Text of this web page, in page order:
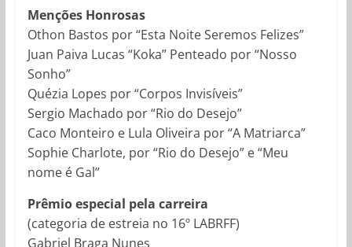
Menções Honrosas
Othon Bastos por “Esta Noite Seremos Felizes”
Juan Paiva Lucas “Koka” Penteado por “Nosso
Sonho”
Quézia Lopes por “Corpos Invisíveis”
Sergio Machado por “Rio do Desejo”
Caco Monteiro e Lula Oliveira por “A Matriarca”
Sophie Charlote, por “Rio do Desejo” e “Meu
nome é Gal”
Prêmio especial pela carreira
(categoria de estreia no 16º LABRFF)
Gabriel Braga Nunes